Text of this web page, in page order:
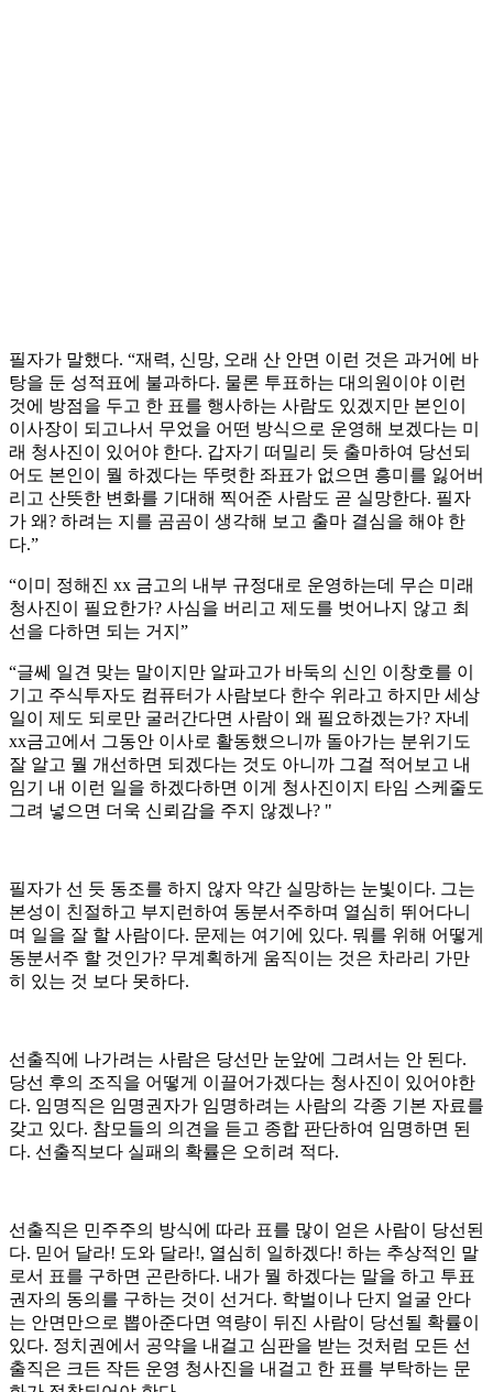
필자가 말했다. “재력, 신망, 오래 산 안면 이런 것은 과거에 바
탕을 둔 성적표에 불과하다. 물론 투표하는 대의원이야 이런
것에 방점을 두고 한 표를 행사하는 사람도 있겠지만 본인이
이사장이 되고나서 무었을 어떤 방식으로 운영해 보겠다는 미
래 청사진이 있어야 한다. 갑자기 떠밀리 듯 출마하여 당선되
어도 본인이 뭘 하겠다는 뚜렷한 좌표가 없으면 흥미를 잃어버
리고 산뜻한 변화를 기대해 찍어준 사람도 곧 실망한다. 필자
가 왜? 하려는 지를 곰곰이 생각해 보고 출마 결심을 해야 한
다.”
“이미 정해진 xx 금고의 내부 규정대로 운영하는데 무슨 미래
청사진이 필요한가? 사심을 버리고 제도를 벗어나지 않고 최
선을 다하면 되는 거지”
“글쎄 일견 맞는 말이지만 알파고가 바둑의 신인 이창호를 이
기고 주식투자도 컴퓨터가 사람보다 한수 위라고 하지만 세상
일이 제도 되로만 굴러간다면 사람이 왜 필요하겠는가? 자네
xx금고에서 그동안 이사로 활동했으니까 돌아가는 분위기도
잘 알고 뭘 개선하면 되겠다는 것도 아니까 그걸 적어보고 내
임기 내 이런 일을 하겠다하면 이게 청사진이지 타임 스케줄도
그려 넣으면 더욱 신뢰감을 주지 않겠나? "
필자가 선 듯 동조를 하지 않자 약간 실망하는 눈빛이다. 그는
본성이 친절하고 부지런하여 동분서주하며 열심히 뛰어다니
며 일을 잘 할 사람이다. 문제는 여기에 있다. 뭐를 위해 어떻게
동분서주 할 것인가? 무계획하게 움직이는 것은 차라리 가만
히 있는 것 보다 못하다.
선출직에 나가려는 사람은 당선만 눈앞에 그려서는 안 된다.
당선 후의 조직을 어떻게 이끌어가겠다는 청사진이 있어야한
다. 임명직은 임명권자가 임명하려는 사람의 각종 기본 자료를
갖고 있다. 참모들의 의견을 듣고 종합 판단하여 임명하면 된
다. 선출직보다 실패의 확률은 오히려 적다.
선출직은 민주주의 방식에 따라 표를 많이 얻은 사람이 당선된
다. 믿어 달라! 도와 달라!, 열심히 일하겠다! 하는 추상적인 말
로서 표를 구하면 곤란하다. 내가 뭘 하겠다는 말을 하고 투표
권자의 동의를 구하는 것이 선거다. 학벌이나 단지 얼굴 안다
는 안면만으로 뽑아준다면 역량이 뒤진 사람이 당선될 확률이
있다. 정치권에서 공약을 내걸고 심판을 받는 것처럼 모든 선
출직은 크든 작든 운영 청사진을 내걸고 한 표를 부탁하는 문